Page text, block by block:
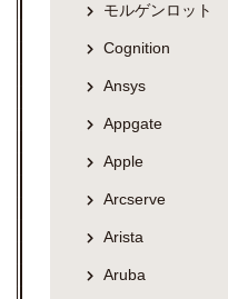
モルゲンロット
Cognition
Ansys
Appgate
Apple
Arcserve
Arista
Aruba